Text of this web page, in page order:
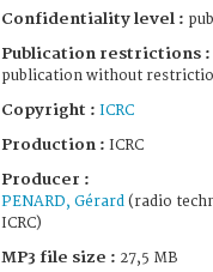
Confidentiality level :
Publication restrictions :
publication without
Copyright : ICRC
Production : ICRC
Producer :
PENARD, Gérard(radio
ICRC)
MP3 file size : 27,5 MB